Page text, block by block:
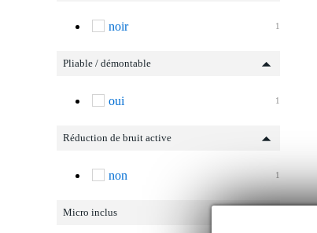
1
noir
Pliable / démontable
1
oui
Réduction de bruit active
1
non
Micro inclus